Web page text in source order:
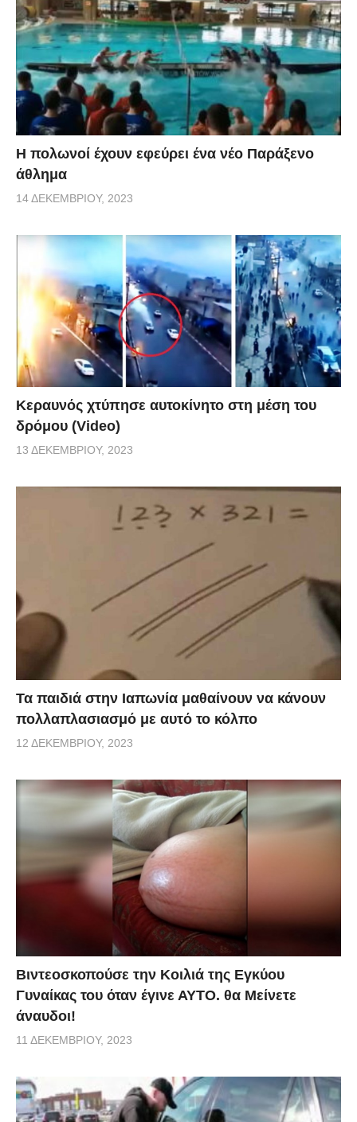
Η πολωνοί έχουν εφεύρει ένα νέο Παράξενο
άθλημα
14 ΔΕΚΕΜΒΡΊΟΥ, 2023
Κεραυνός χτύπησε αυτοκίνητο στη μέση του
δρόμου (Video)
13 ΔΕΚΕΜΒΡΊΟΥ, 2023
Τα παιδιά στην Ιαπωνία μαθαίνουν να κάνουν
πολλαπλασιασμό με αυτό το κόλπο
12 ΔΕΚΕΜΒΡΊΟΥ, 2023
Βιντεοσκοπούσε την Κοιλιά της Εγκύου
Γυναίκας του όταν έγινε ΑΥΤΟ. θα Μείνετε
άναυδοι!
11 ΔΕΚΕΜΒΡΊΟΥ, 2023